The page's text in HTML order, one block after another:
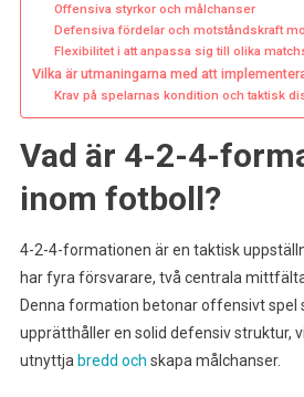
Offensiva styrkor och målchanser
Defensiva fördelar och motståndskraft
Flexibilitet i att anpassa sig till olika
Vilka är utmaningarna med att
Krav på spelarnas kondition och taktisk
Vad är 4-2-4-
inom fotboll?
4-2-4-formationen är en taktisk
har fyra försvarare, två centrala
Denna formation betonar offensivt spel
upprätthåller en solid defensiv struktur,
utnyttja bredd och skapa målchanser.